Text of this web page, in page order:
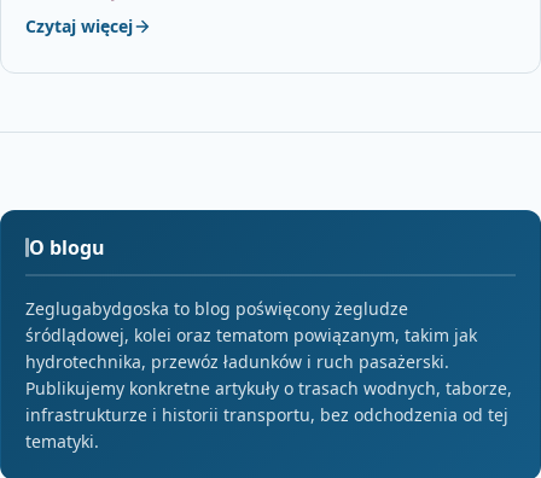
Czytaj więcej
O blogu
Zeglugabydgoska to blog poświęcony żegludze
śródlądowej, kolei oraz tematom powiązanym, takim jak
hydrotechnika, przewóz ładunków i ruch pasażerski.
Publikujemy konkretne artykuły o trasach wodnych, taborze,
infrastrukturze i historii transportu, bez odchodzenia od tej
tematyki.